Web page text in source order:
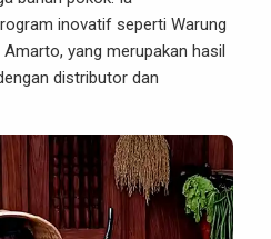
inovatif seperti Warung
yang merupakan hasil
distributor dan